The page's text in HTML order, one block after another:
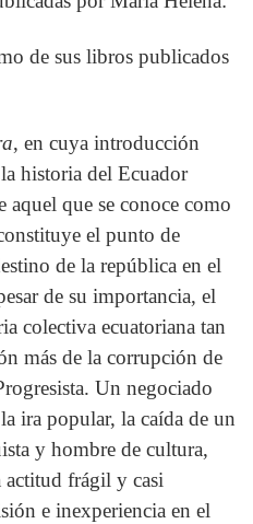
de sus libros publicados
, en cuya introducción
historia del Ecuador
aquel que se conoce como
el punto de
de la república en el
de su importancia, el
colectiva ecuatoriana tan
más de la corrupción de
Un negociado
ira popular, la caída de un
y hombre de cultura,
frágil y casi
e inexperiencia en el